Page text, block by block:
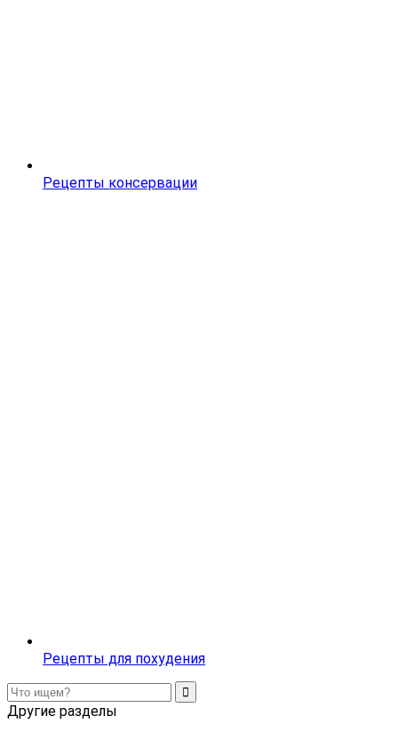
Рецепты консервации
Рецепты для похудения
Другие разделы